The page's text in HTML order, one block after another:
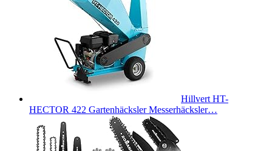
Hillvert HT-
HECTOR 422 Gartenhäcksler Messerhäcksler…